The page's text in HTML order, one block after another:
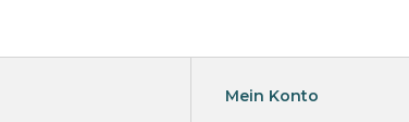
Mein Konto